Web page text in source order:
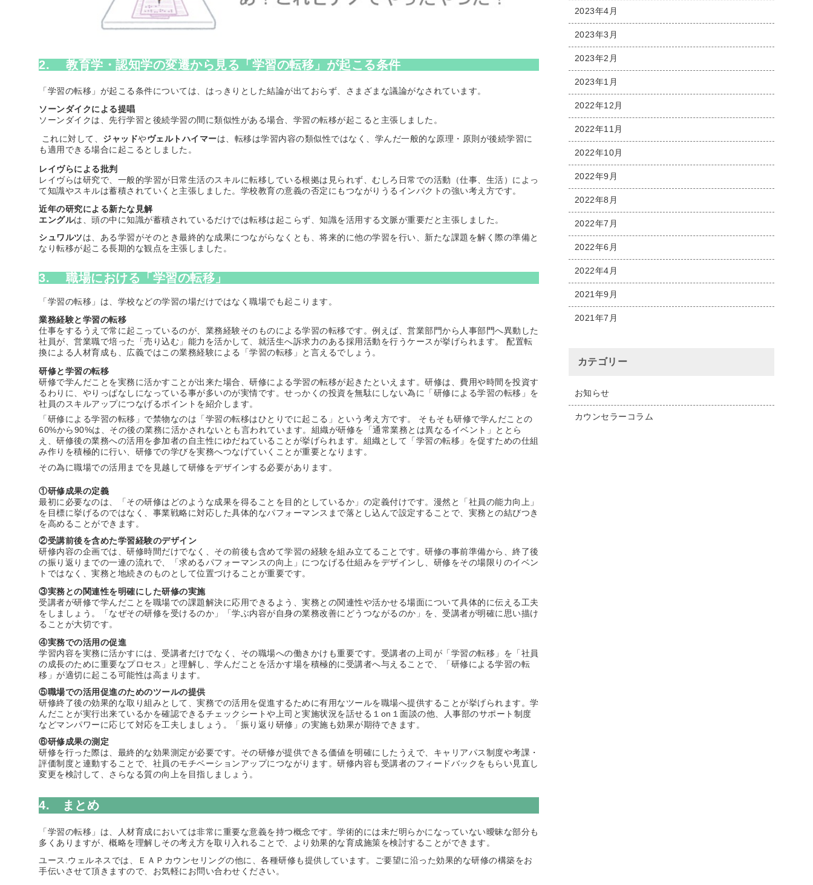
2. 教育学・認知学の変遷から見る「学習の転移」が起こる条件
「学習の転移」が起こる条件については、はっきりとした結論が出ておらず、さまざまな議論がなされています。
ソーンダイクによる提唱
ソーンダイクは、先行学習と後続学習の間に類似性がある場合、学習の転移が起こると主張しました。
これに対して、 ジャッドやヴェルトハイマーは、転移は学習内容の類似性ではなく、学んだ一般的な原理・原則が後続学習に
も適用できる場合に起こるとしました。
レイヴらによる批判
レイヴらは研究で、一般的学習が日常生活のスキルに転移している根拠は見られず、むしろ日常での活動（仕事、生活）によっ
て知識やスキルは蓄積されていくと主張しました。学校教育の意義の否定にもつながりうるインパクトの強い考え方です。
近年の研究による新たな見解
エングルは、頭の中に知識が蓄積されているだけでは転移は起こらず、知識を活用する文脈が重要だと主張しました。
シュワルツは、ある学習がそのとき最終的な成果につながらなくとも、将来的に他の学習を行い、新たな課題を解く際の準備と
なり転移が起こる長期的な観点を主張しました。
3. 職場における「学習の転移」
「学習の転移」は、学校などの学習の場だけではなく職場でも起こります。
業務経験と学習の転移
仕事をするうえで常に起こっているのが、業務経験そのものによる学習の転移です。例えば、営業部門から人事部門へ異動した
社員が、営業職で培った「売り込む」能力を活かして、就活生へ訴求力のある採用活動を行うケースが挙げられます。 配置転
換による人材育成も、広義ではこの業務経験による「学習の転移」と言えるでしょう。
研修と学習の転移
研修で学んだことを実務に活かすことが出来た場合、研修による学習の転移が起きたといえます。研修は、費用や時間を投資す
るわりに、やりっぱなしになっている事が多いのが実情です。せっかくの投資を無駄にしない為に「研修による学習の転移」を
社員のスキルアップにつなげるポイントを紹介します。
「研修による学習の転移」で禁物なのは「学習の転移はひとりでに起こる」という考え方です。 そもそも研修で学んだことの
60%から90%は、その後の業務に活かされないとも言われています。組織が研修を「通常業務とは異なるイベント」ととら
え、研修後の業務への活用を参加者の自主性にゆだねていることが挙げられます。組織として「学習の転移」を促すための仕組
み作りを積極的に行い、研修での学びを実務へつなげていくことが重要となります。
その為に職場での活用までを見越して研修をデザインする必要があります。
①研修成果の定義
最初に必要なのは、「その研修はどのような成果を得ることを目的としているか」の定義付けです。漫然と「社員の能力向上」
を目標に挙げるのではなく、事業戦略に対応した具体的なパフォーマンスまで落とし込んで設定することで、実務との結びつき
を高めることができます。
②受講前後を含めた学習経験のデザイン
研修内容の企画では、研修時間だけでなく、その前後も含めて学習の経験を組み立てることです。研修の事前準備から、終了後
の振り返りまでの一連の流れで、「求めるパフォーマンスの向上」につなげる仕組みをデザインし、研修をその場限りのイベン
トではなく、実務と地続きのものとして位置づけることが重要です。
③実務との関連性を明確にした研修の実施
受講者が研修で学んだことを職場での課題解決に応用できるよう、実務との関連性や活かせる場面について具体的に伝える工夫
をしましょう。「なぜその研修を受けるのか」「学ぶ内容が自身の業務改善にどうつながるのか」を、受講者が明確に思い描け
ることが大切です。
④実務での活用の促進
学習内容を実務に活かすには、受講者だけでなく、その職場への働きかけも重要です。受講者の上司が「学習の転移」を「社員
の成長のために重要なプロセス」と理解し、学んだことを活かす場を積極的に受講者へ与えることで、「研修による学習の転
移」が適切に起こる可能性は高まります。
⑤職場での活用促進のためのツールの提供
研修終了後の効果的な取り組みとして、実務での活用を促進するために有用なツールを職場へ提供することが挙げられます。学
んだことが実行出来ているかを確認できるチェックシートや上司と実施状況を話せる１on１面談の他、人事部のサポート制度
などマンパワーに応じて対応を工夫しましょう。「振り返り研修」の実施も効果が期待できます。
⑥研修成果の測定
研修を行った際は、最終的な効果測定が必要です。その研修が提供できる価値を明確にしたうえで、キャリアパス制度や考課・
評価制度と連動することで、社員のモチベーションアップにつながります。研修内容も受講者のフィードバックをもらい見直し
変更を検討して、さらなる質の向上を目指しましょう。
4. まとめ
「学習の転移」は、人材育成においては非常に重要な意義を持つ概念です。学術的には未だ明らかになっていない曖昧な部分も
多くありますが、概略を理解しその考え方を取り入れることで、より効果的な育成施策を検討することができます。
ユース.ウェルネスでは、ＥＡＰカウンセリングの他に、各種研修も提供しています。ご要望に沿った効果的な研修の構築をお
手伝いさせて頂きますので、お気軽にお問い合わせください。
2023年4月
2023年3月
2023年2月
2023年1月
2022年12月
2022年11月
2022年10月
2022年9月
2022年8月
2022年7月
2022年6月
2022年4月
2021年9月
2021年7月
カテゴリー
お知らせ
カウンセラーコラム